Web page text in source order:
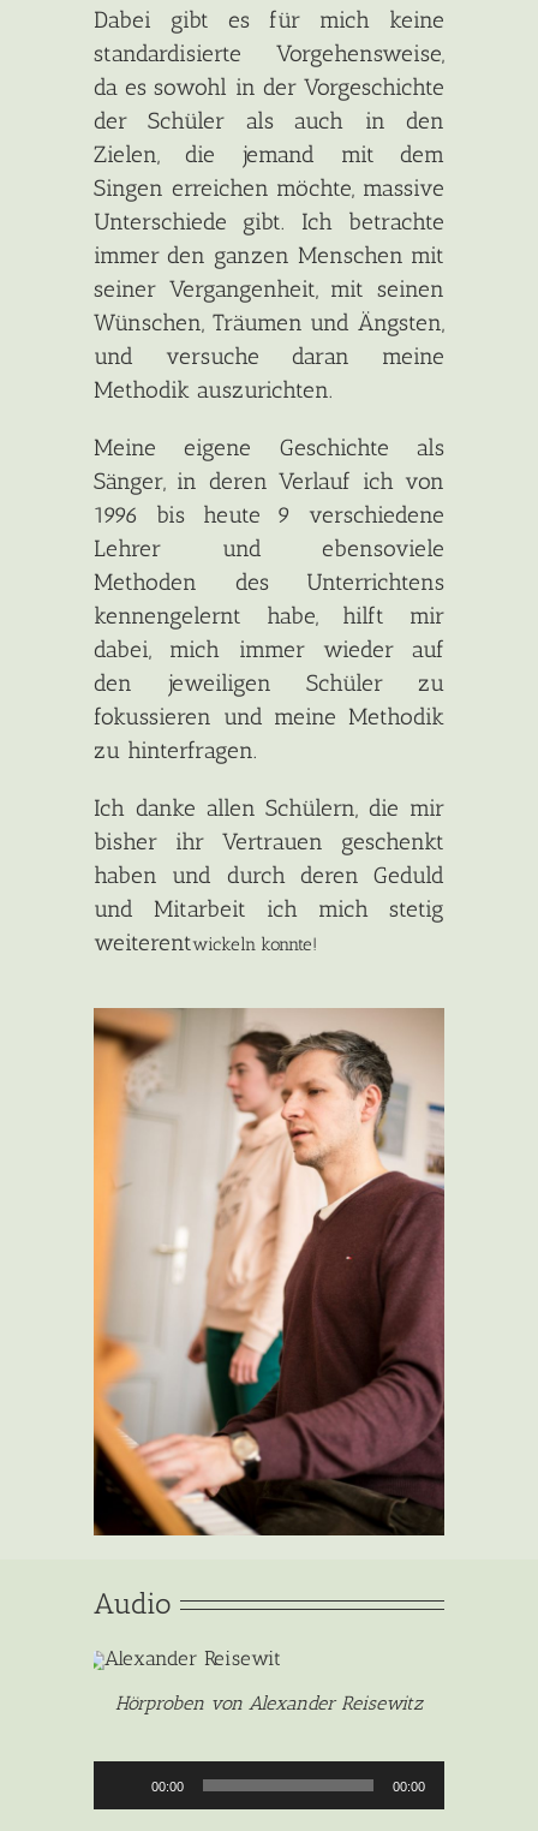
Dabei gibt es für mich keine
standardisierte Vorgehensweise,
da es sowohl in der Vorgeschichte
der Schüler als auch in den
Zielen, die jemand mit dem
Singen erreichen möchte, massive
Unterschiede gibt. Ich betrachte
immer den ganzen Menschen mit
seiner Vergangenheit, mit seinen
Wünschen, Träumen und Ängsten,
und versuche daran meine
Methodik auszurichten.
Meine eigene Geschichte als
Sänger, in deren Verlauf ich von
1996 bis heute 9 verschiedene
Lehrer und ebensoviele
Methoden des Unterrichtens
kennengelernt habe, hilft mir
dabei, mich immer wieder auf
den jeweiligen Schüler zu
fokussieren und meine Methodik
zu hinterfragen.
Ich danke allen Schülern, die mir
bisher ihr Vertrauen geschenkt
haben und durch deren Geduld
und Mitarbeit ich mich stetig
weiterentwickeln konnte!
Audio
Hörproben von Alexander Reisewitz
00:00 00:00